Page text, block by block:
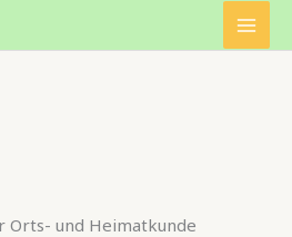
Orts- und Heimatkunde